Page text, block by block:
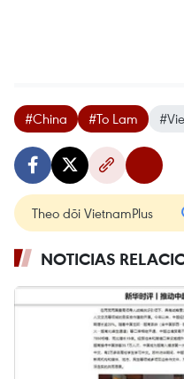
#China #To Lam
Theo dõi VietnamPlus
NOTICIAS